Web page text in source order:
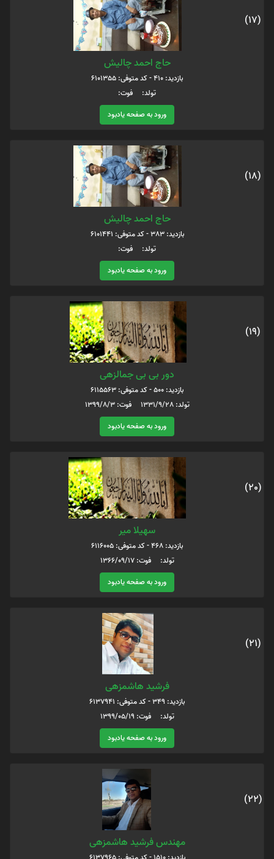
(17)
حاج احمد چالیش
بازدید: 410 - کد متوفی: 6101355
تولد: فوت:
ورود به صفحه یادبود
(18)
حاج احمد چالیش
بازدید: 383 - کد متوفی: 6101441
تولد: فوت:
ورود به صفحه یادبود
(19)
دور بی بی جمالزهی
بازدید: 500 - کد متوفی: 6115563
تولد: 1331/9/28 فوت: 1399/8/3
ورود به صفحه یادبود
(20)
سهیلا میر
بازدید: 468 - کد متوفی: 6116005
تولد: فوت: 1366/09/17
ورود به صفحه یادبود
(21)
فرشید هاشمزهی
بازدید: 349 - کد متوفی: 6137941
تولد: فوت: 1399/05/19
ورود به صفحه یادبود
(22)
مهندس فرشید هاشمزهی